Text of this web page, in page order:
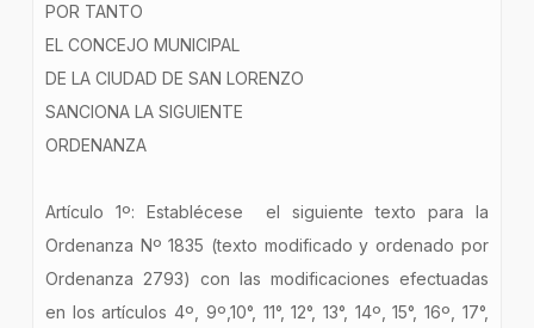
POR TANTO
EL CONCEJO MUNICIPAL
DE LA CIUDAD DE SAN LORENZO
SANCIONA LA SIGUIENTE
ORDENANZA
Artículo 1º: Establécese el siguiente texto para la
Ordenanza Nº 1835 (texto modificado y ordenado por
Ordenanza 2793) con las modificaciones efectuadas
en los artículos 4º, 9º,10°, 11°, 12°, 13°, 14º, 15°, 16º, 17°,